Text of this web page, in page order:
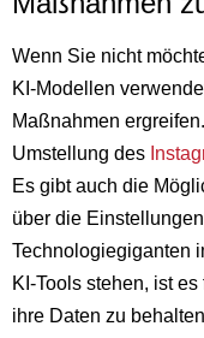
Wenn Sie nicht
KI-Modellen
Maßnahmen
Umstellung des
Es gibt auch die
über die
Technologiegiganten
KI-Tools stehen, ist
ihre Daten zu